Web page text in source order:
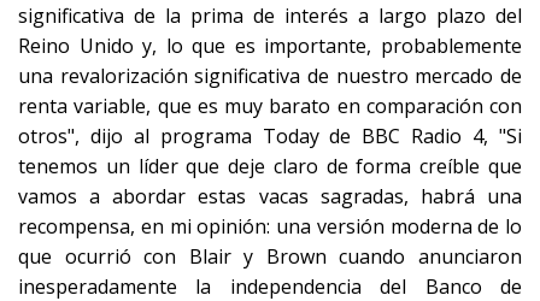
significativa de la prima de interés a largo plazo del
Reino Unido y, lo que es importante, probablemente
una revalorización significativa de nuestro mercado de
renta variable, que es muy barato en comparación con
otros", dijo al programa Today de BBC Radio 4, "Si
tenemos un líder que deje claro de forma creíble que
vamos a abordar estas vacas sagradas, habrá una
recompensa, en mi opinión: una versión moderna de lo
que ocurrió con Blair y Brown cuando anunciaron
inesperadamente la independencia del Banco de